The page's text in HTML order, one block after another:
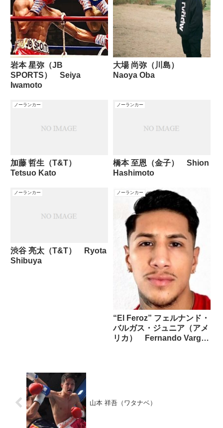
岩本 星弥（JB
SPORTS） Seiya
Iwamoto
大場 尚弥（川島）
Naoya Oba
ノーランカー
加藤 哲生（T&T）
Tetsuo Kato
ノーランカー
橋本 至恩（金子） Shion
Hashimoto
ノーランカー
渋谷 亮太（T&T） Ryota
Shibuya
ノーランカー
“El Feroz” フェルナンド・
バルガス・ジュニア（アメ
リカ） Fernando Vargas
山本 祥吾（ワタナベ）